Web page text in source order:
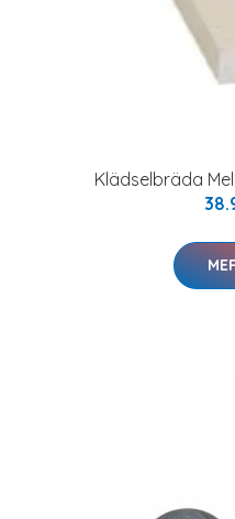
Klädselbräda